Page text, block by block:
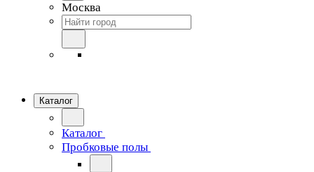
Москва
Каталог
Каталог
Пробковые полы